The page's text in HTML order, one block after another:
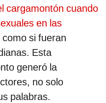
cargamontón cuando
en las
como si fueran
Esta
generó la
no solo
palabras.